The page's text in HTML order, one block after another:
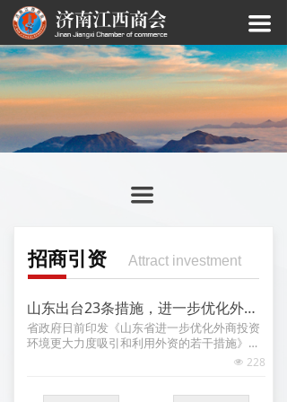
끀
招商引资 Attract investment
山东出台23条措施，进一步优化外商投资环境更大力度吸引和利用外资
省政府日前印发《山东省进一步优化外商投资
环境更大力度吸引和利用外资的若干措施》
（以下简称《若干措施》），推出6方面23条
넶 228
끀